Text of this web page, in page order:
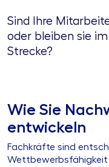
Sind Ihre
oder bleiben sie
Strecke?
Wie Sie
entwickeln
Fachkräfte sind
Wettbewerbsfähigkeit